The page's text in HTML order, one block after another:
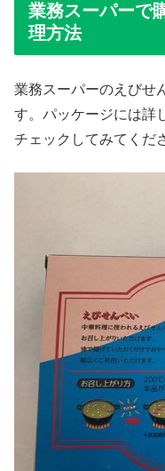
業務スーパーで
理方法
業務スーパーのえびせ
す。パッケージには詳
チェックしてみてくだ